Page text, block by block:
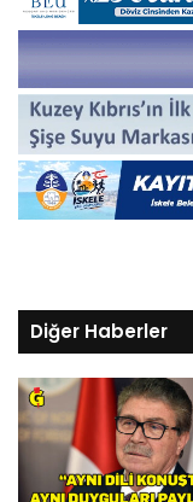
Diğer Haberler